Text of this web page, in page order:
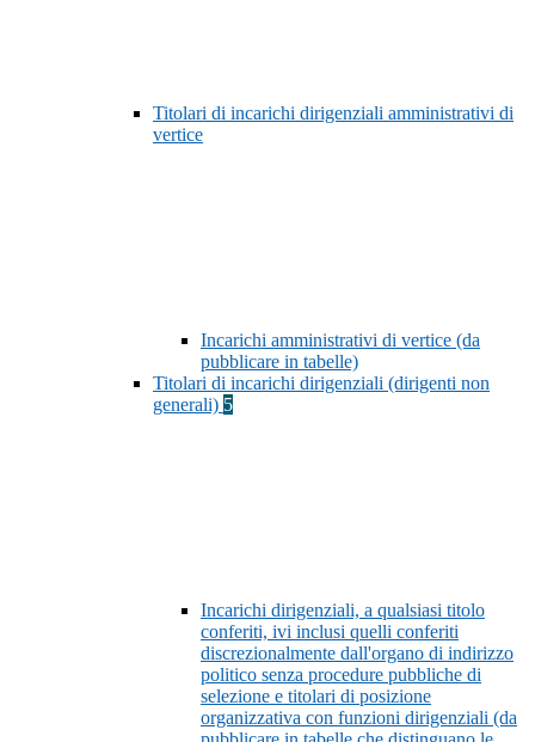
Titolari di incarichi dirigenziali amministrativi di
vertice
Incarichi amministrativi di vertice (da
pubblicare in tabelle)
Titolari di incarichi dirigenziali (dirigenti non
generali) 5
Incarichi dirigenziali, a qualsiasi titolo
conferiti, ivi inclusi quelli conferiti
discrezionalmente dall'organo di indirizzo
politico senza procedure pubbliche di
selezione e titolari di posizione
organizzativa con funzioni dirigenziali (da